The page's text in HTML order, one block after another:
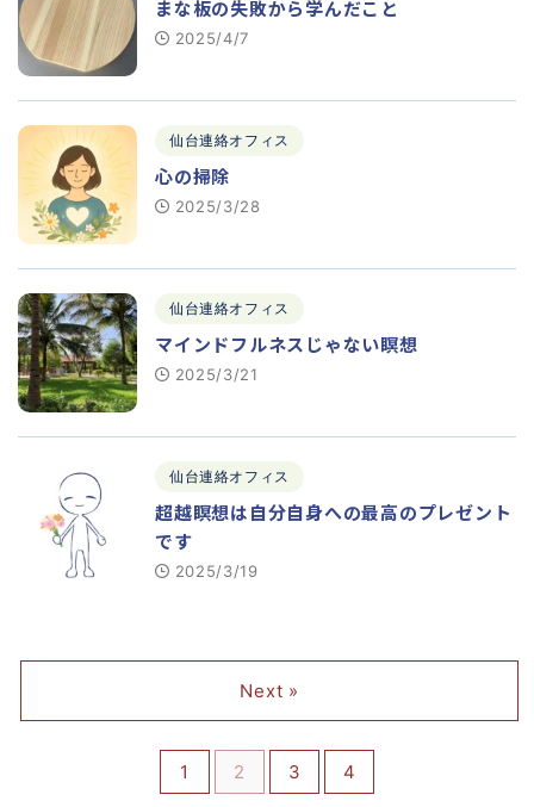
まな板の失敗から学んだこと
2025/4/7
仙台連絡オフィス
心の掃除
2025/3/28
仙台連絡オフィス
マインドフルネスじゃない瞑想
2025/3/21
仙台連絡オフィス
超越瞑想は自分自身への最高のプレゼント
です
2025/3/19
1 2 3 4
Next »